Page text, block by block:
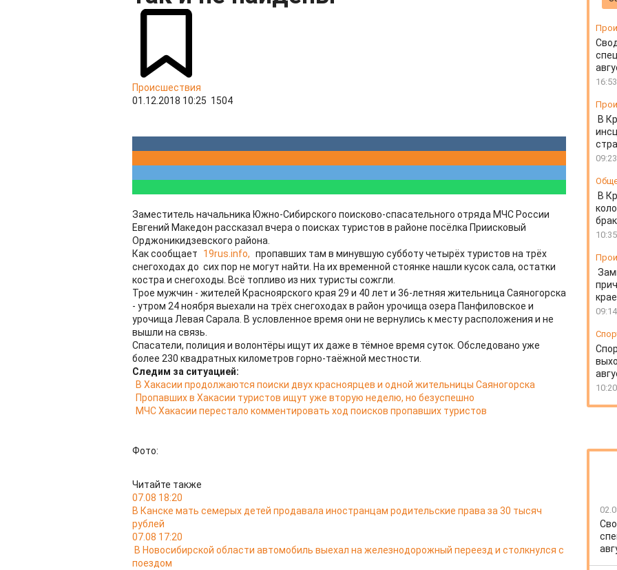
Происшествия
01.12.2018 10:25 1504
Заместитель начальника Южно-Сибирского поисково-спасательного отряда МЧС России
Евгений Македон рассказал вчера о поисках туристов в районе посёлка Приисковый
Орджоникидзевского района.
Как сообщает
19rus.info, пропавших там в минувшую субботу четырёх туристов на трёх
снегоходах до сих пор не могут найти. На их временной стоянке нашли кусок сала, остатки
костра и снегоходы. Всё топливо из них туристы сожгли.
Трое мужчин - жителей Красноярского края 29 и 40 лет и 36-летняя жительница Саяногорска
- утром 24 ноября выехали на трёх снегоходах в район урочища озера Панфиловское и
урочища Левая Сарала. В условленное время они не вернулись к месту расположения и не
вышли на связь.
Спасатели, полиция и волонтёры ищут их даже в тёмное время суток. Обследовано уже
более 230 квадратных километров горно-таёжной местности.
Следим за ситуацией:
В Хакасии продолжаются поиски двух красноярцев и одной жительницы Саяногорска
Пропавших в Хакасии туристов ищут уже вторую неделю, но безуспешно
МЧС Хакасии перестало комментировать ход поисков пропавших туристов
Фото:
Читайте также
07.08 18:20
В Канске мать семерых детей продавала иностранцам родительские права за 30 тысяч
рублей
07.08 17:20
В Новосибирской области автомобиль выехал на железнодорожный переезд и столкнулся с
поездом
В
В
крае